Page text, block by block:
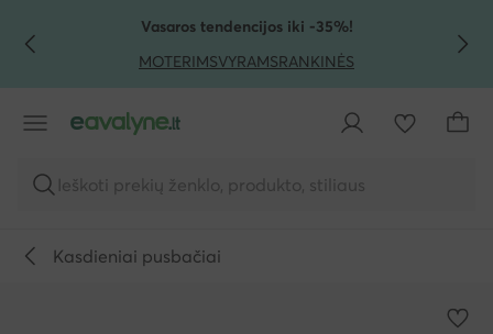
PEREITI PRIE PAGRINDINIO TURINIO
PEREITI Į PAIEŠKĄVasaros tendencijos iki -35%!
MOTERIMSVYRAMSRANKINĖS
Ieškoti prekių ženklo, produkto, stiliaus
Kasdieniai pusbačiai